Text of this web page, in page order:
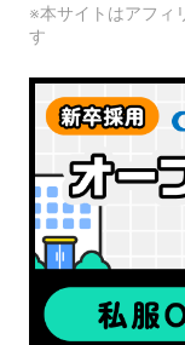
※本サイトはアフィ
す